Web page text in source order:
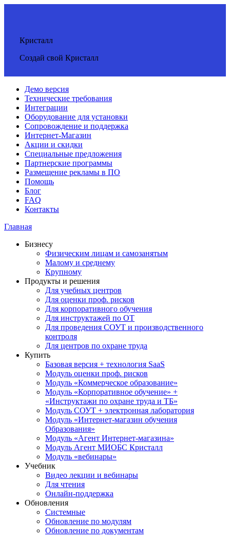
Кристалл
Создай свой Кристалл
Демо версия
Технические требования
Интеграции
Оборудование для установки
Сопровождение и поддержка
Интернет-Магазин
Акции и скидки
Специальные предложения
Партнерские программы
Размещение рекламы в ПО
Помощь
Блог
FAQ
Контакты
Главная
Бизнесу
Физическим лицам и самозанятым
Малому и среднему
Крупному
Продукты и решения
Для учебных центров
Для оценки проф. рисков
Для корпоративного обучения
Для инструктажей по ОТ
Для проведения СОУТ и производственного
контроля
Для центров по охране труда
Купить
Базовая версия + технология SaaS
Модуль оценки проф. рисков
Модуль «Коммерческое образование»
Модуль «Корпоративное обучение» +
«Инструктажи по охране труда и ТБ»
Модуль СОУТ + электронная лаборатория
Модуль «Интернет-магазин обучения
Образования»
Модуль «Агент Интернет-магазина»
Модуль Агент МИОБС Кристалл
Модуль «вебинары»
Учебник
Видео лекции и вебинары
Для чтения
Онлайн-поддержка
Обновления
Системные
Обновление по модулям
Обновление по документам